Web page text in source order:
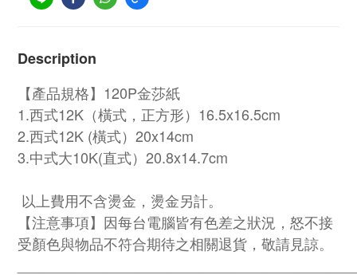
Description
【產品規格】120P金莎紙
1.西式12K（橫式，正方形）16.5x16.5cm
2.西式12K (橫式）20x14cm
3.中式大10K(直式）20.8x14.7cm
以上費用不含燙金，燙金另計。
【注意事項】因每台電腦皆有色差之狀況，怒不接
受顏色與物品不符合期待之相關退貨，敬請見諒。